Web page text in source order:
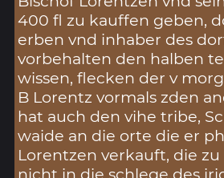
400 fl zu kauffen geben,
erben vnd inhaber des
vorbehalten den halben
wissen, flecken der v
B Lorentz vormals zden
hat auch den vihe tribe,
waide an die orte die er
Lorentzen verkauft, die
nicht in die schlege des